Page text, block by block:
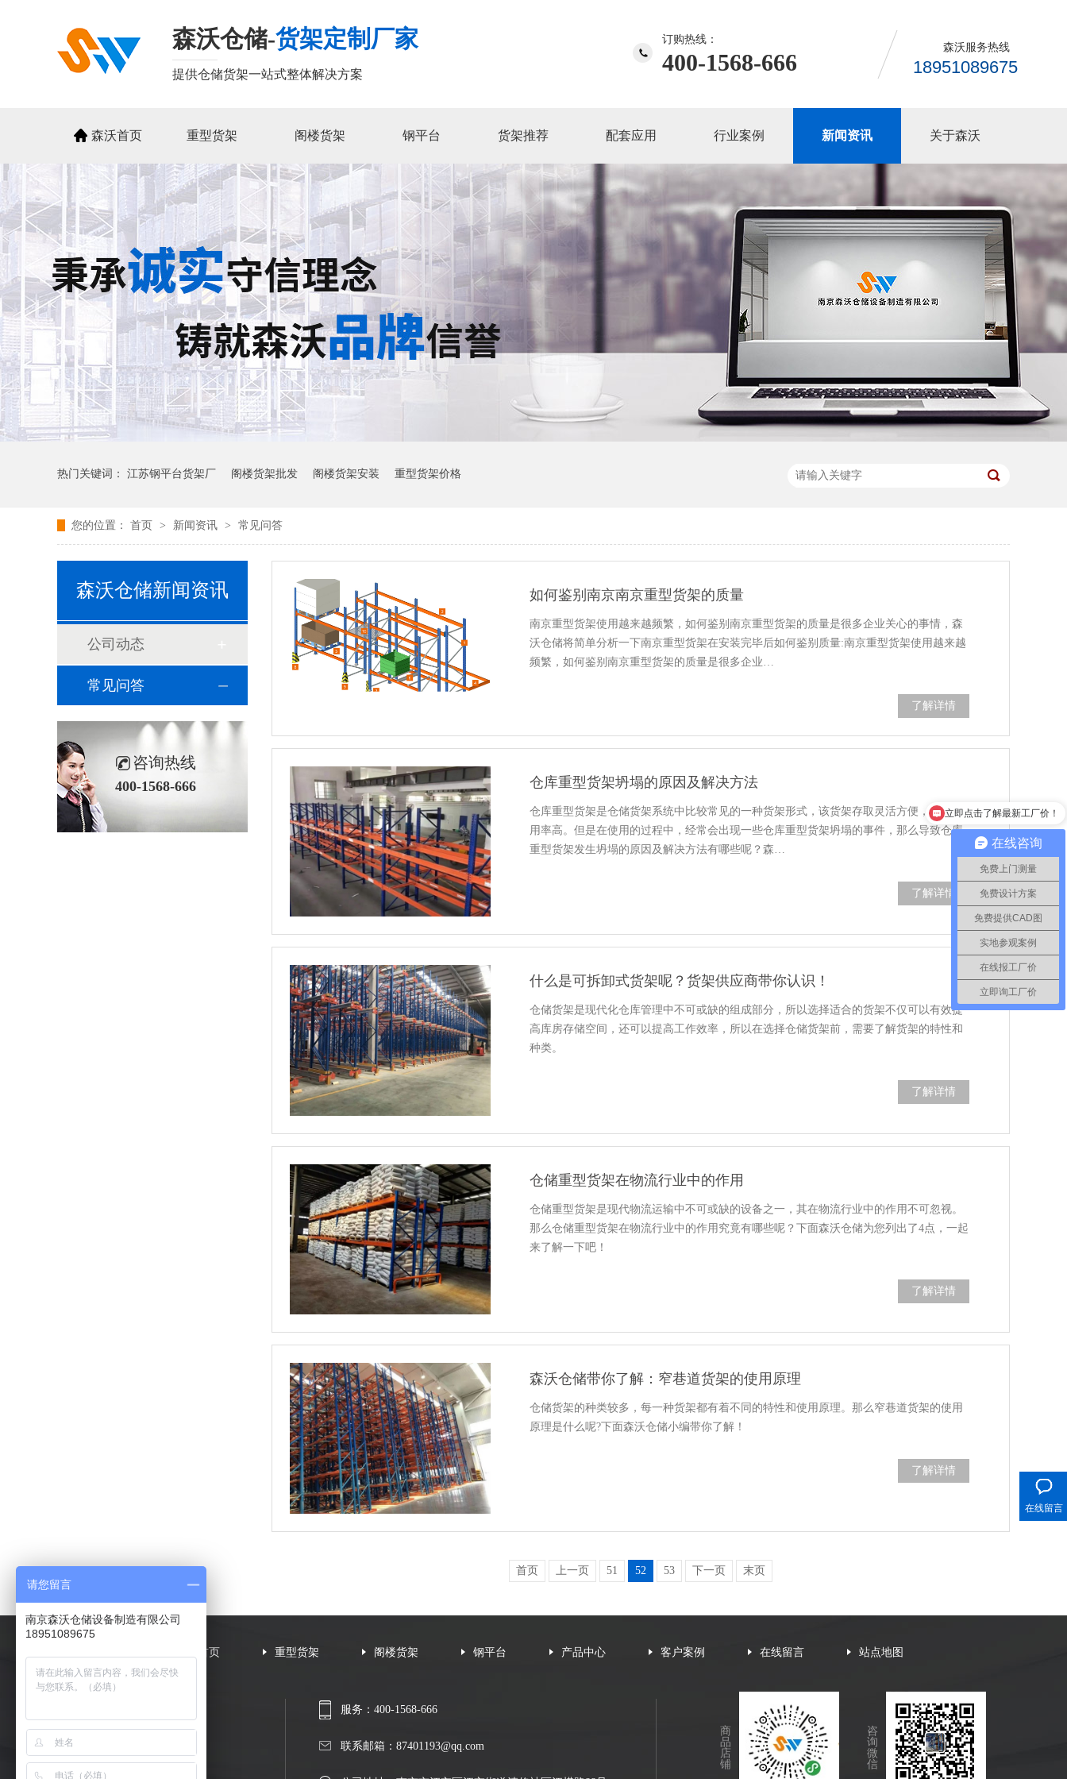
森沃仓储-货架定制厂家
提供仓储货架一站式整体解决方案
订购热线：
400-1568-666
森沃服务热线
18951089675
森沃首页 重型货架 阁楼货架 钢平台 货架推荐 配套应用 行业案例 新闻资讯 关于森沃
热门关键词： 江苏钢平台货架厂 阁楼货架批发 阁楼货架安装 重型货架价格
您的位置： 首页 > 新闻资讯 > 常见问答
森沃仓储新闻资讯
公司动态
常见问答
咨询热线
400-1568-666
如何鉴别南京南京重型货架的质量
南京重型货架使用越来越频繁，如何鉴别南京重型货架的质量是很多企业关心的事情，森
沃仓储将简单分析一下南京重型货架在安装完毕后如何鉴别质量:南京重型货架使用越来越
频繁，如何鉴别南京重型货架的质量是很多企业…
了解详情
仓库重型货架坍塌的原因及解决方法
仓库重型货架是仓储货架系统中比较常见的一种货架形式，该货架存取灵活方便，空间利
用率高。但是在使用的过程中，经常会出现一些仓库重型货架坍塌的事件，那么导致仓库
重型货架发生坍塌的原因及解决方法有哪些呢？森…
了解详情
什么是可拆卸式货架呢？货架供应商带你认识！
仓储货架是现代化仓库管理中不可或缺的组成部分，所以选择适合的货架不仅可以有效提
高库房存储空间，还可以提高工作效率，所以在选择仓储货架前，需要了解货架的特性和
种类。
了解详情
仓储重型货架在物流行业中的作用
仓储重型货架是现代物流运输中不可或缺的设备之一，其在物流行业中的作用不可忽视。
那么仓储重型货架在物流行业中的作用究竟有哪些呢？下面森沃仓储为您列出了4点，一起
来了解一下吧！
了解详情
森沃仓储带你了解：窄巷道货架的使用原理
仓储货架的种类较多，每一种货架都有着不同的特性和使用原理。那么窄巷道货架的使用
原理是什么呢?下面森沃仓储小编带你了解！
了解详情
首页 上一页 51 52 53 下一页 末页
网站首页 重型货架 阁楼货架 钢平台 产品中心 客户案例 在线留言 站点地图
服务：400-1568-666
联系邮箱： 87401193@qq.com
商
品
店
铺
咨
询
微
信
在线留言
在线咨询
免费上门测量
免费设计方案
免费提供CAD图
实地参观案例
在线报工厂价
立即询工厂价
立即点击了解最新工厂价！
请您留言
南京森沃仓储设备制造有限公司
18951089675